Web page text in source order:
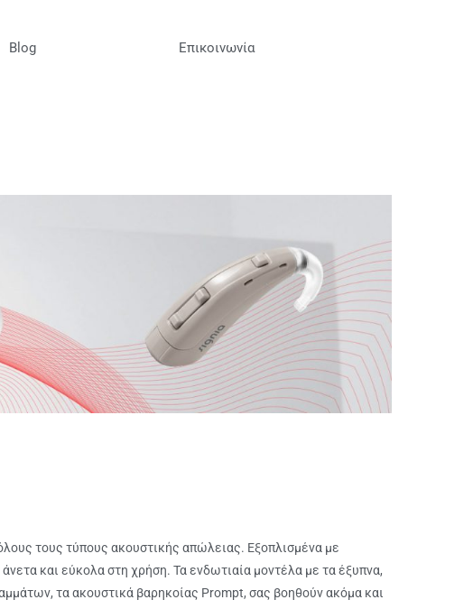
Blog Επικοινωνία
τους τύπους ακουστικής απώλειας. Εξοπλισμένα με
και εύκολα στη χρήση. Τα ενδωτιαία μοντέλα με τα έξυπνα,
τα ακουστικά βαρηκοίας Prompt, σας βοηθούν ακόμα και